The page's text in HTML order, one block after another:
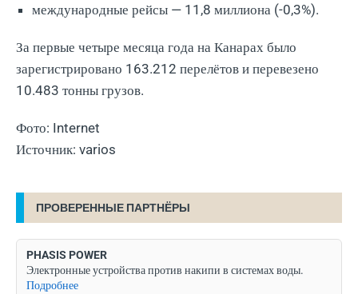
международные рейсы — 11,8 миллиона (-0,3%).
За первые четыре месяца года на Канарах было
зарегистрировано 163.212 перелётов и перевезено
10.483 тонны грузов.
Фото: Internet
Источник: varios
ПРОВЕРЕННЫЕ ПАРТНЁРЫ
PHASIS POWER
Электронные устройства против накипи в системах воды.
Подробнее